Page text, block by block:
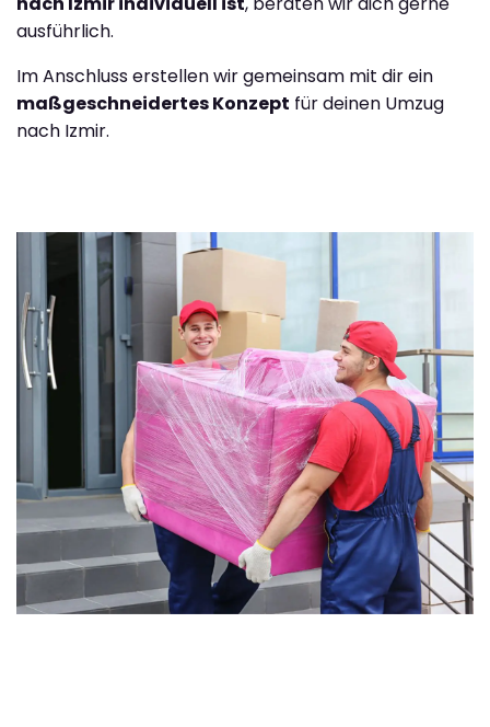
ausführlich.
Im Anschluss erstellen wir gemeinsam mit dir ein
maßgeschneidertes Konzept für deinen Umzug
nach Izmir.